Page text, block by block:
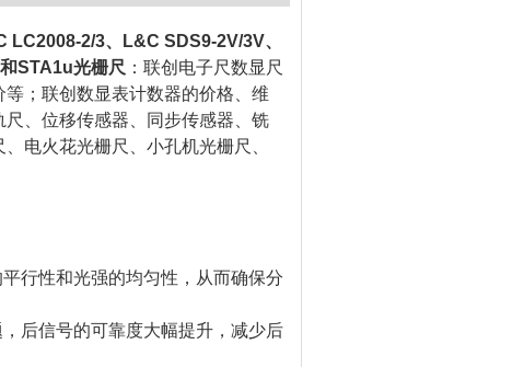
LC2008-2/3、L&C SDS9-2V/3V、
STA1u光栅尺 ：联创电子尺数显尺
；联创数显表计数器的价格、维
、位移传感器、同步传感器、铣
电火花光栅尺、小孔机光栅尺、
行性和光强的均匀性，从而确保分
后信号的可靠度大幅提升，减少后